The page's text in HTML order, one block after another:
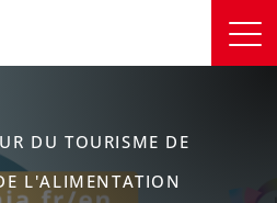
DU TOURISME DE
L'ALIMENTATION